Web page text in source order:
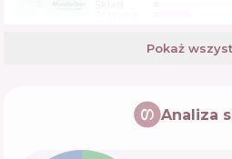
Premium Lotion
Pokaż
Analiza